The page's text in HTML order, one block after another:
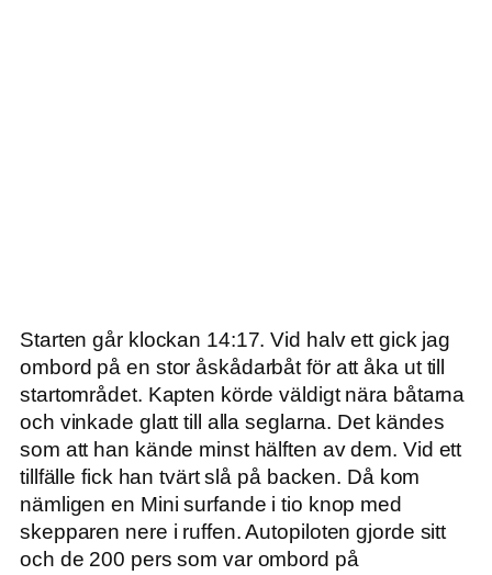
Starten går klockan 14:17. Vid halv ett gick jag
ombord på en stor åskådarbåt för att åka ut till
startområdet. Kapten körde väldigt nära båtarna
och vinkade glatt till alla seglarna. Det kändes
som att han kände minst hälften av dem. Vid ett
tillfälle fick han tvärt slå på backen. Då kom
nämligen en Mini surfande i tio knop med
skepparen nere i ruffen. Autopiloten gjorde sitt
och de 200 pers som var ombord på